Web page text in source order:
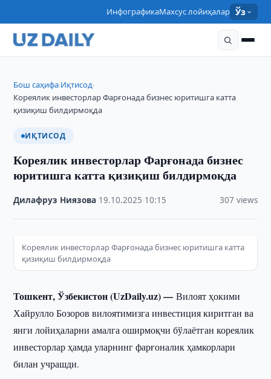
ИнфографикаМахсус лойиҳалар Ўз
Бош саҳифа›Иқтисод›
Кореялик инвесторлар Фарғонада бизнес юритишга катта
қизиқиш билдирмоқда
ИҚТИСОД
Кореялик инвесторлар Фарғонада бизнес
юритишга катта қизиқиш билдирмоқда
Дилафруз Ниязова 19.10.2025 10:15 307 views
Кореялик инвесторлар Фарғонада бизнес юритишга катта
қизиқиш билдирмоқда
Тошкент, Ўзбекистон (UzDaily.uz) —Вилоят ҳокими
Хайрулло Бозоров вилоятимизга инвестиция киритган ва
янги лойиҳаларни амалга оширмоқчи бўлаётган кореялик
инвесторлар ҳамда уларнинг фарғоналик ҳамкорлари
билан учрашди.